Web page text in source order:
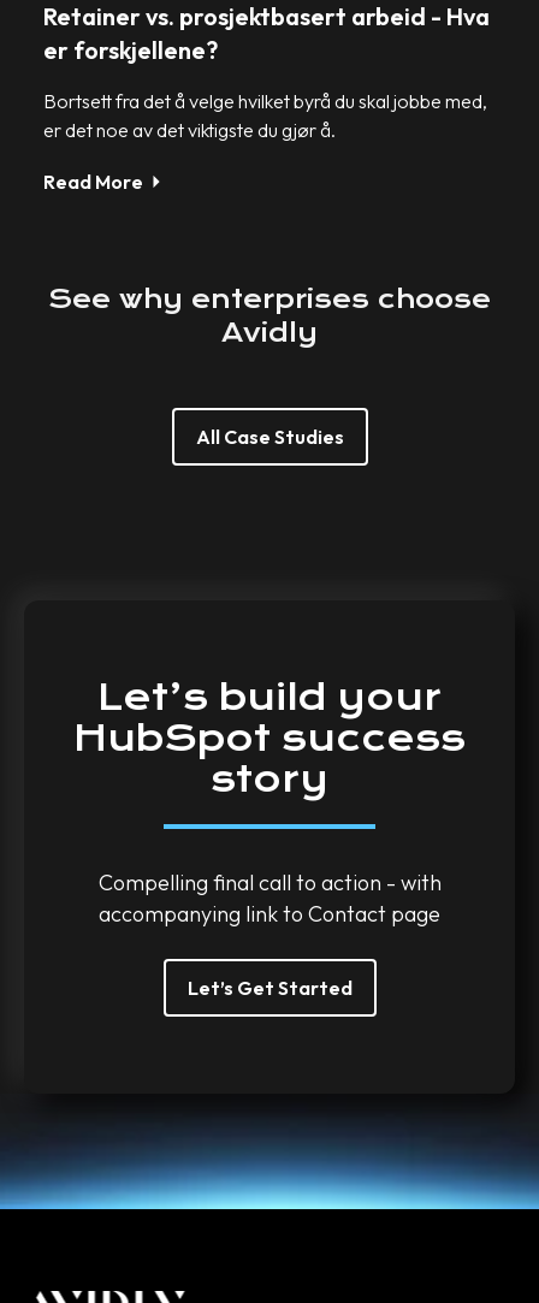
Retainer vs. prosjektbasert arbeid - Hva
er forskjellene?
Bortsett fra det å velge hvilket byrå du skal jobbe med,
er det noe av det viktigste du gjør å.
Read More
See why enterprises choose
Avidly
All Case Studies
Let’s build your
HubSpot success
story
Compelling final call to action - with
accompanying link to Contact page
Let’s Get Started